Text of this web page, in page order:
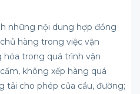
những nội dung hợp đồng
hàng trong việc vận
hóa trong quá trình vận
không xếp hàng quá
tải cho phép của cầu, đường;